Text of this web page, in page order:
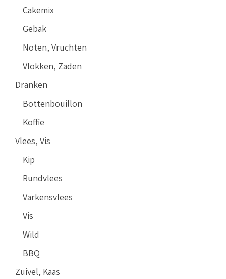
Cakemix
Gebak
Noten, Vruchten
Vlokken, Zaden
Dranken
Bottenbouillon
Koffie
Vlees, Vis
Kip
Rundvlees
Varkensvlees
Vis
Wild
BBQ
Zuivel, Kaas